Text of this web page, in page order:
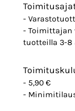
-
- Toimittajan
tuotteilla 3-8
- 5,90 €
-